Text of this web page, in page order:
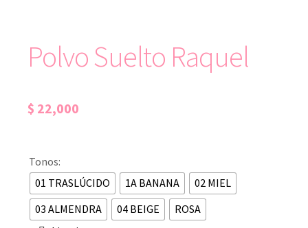
Polvo Suelto Raquel
$ 22,000
Tonos:
01 TRASLÚCIDO
1A BANANA
02 MIEL
03 ALMENDRA
04 BEIGE
ROSA